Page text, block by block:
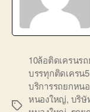
Tags
10ล้อติดเครนร
บรรทุกติดเครน
บริการรถยกหน
หนองใหญ่, บริษั